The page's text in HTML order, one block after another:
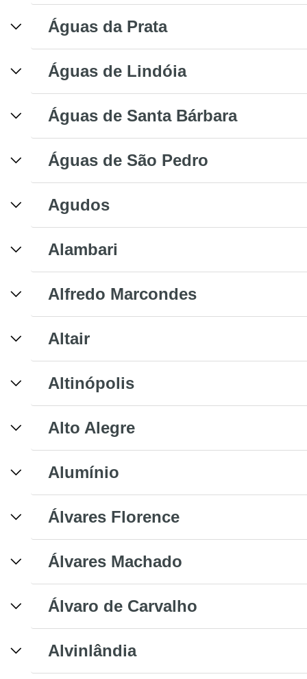
Águas da Prata
Águas de Lindóia
Águas de Santa Bárbara
Águas de São Pedro
Agudos
Alambari
Alfredo Marcondes
Altair
Altinópolis
Alto Alegre
Alumínio
Álvares Florence
Álvares Machado
Álvaro de Carvalho
Alvinlândia